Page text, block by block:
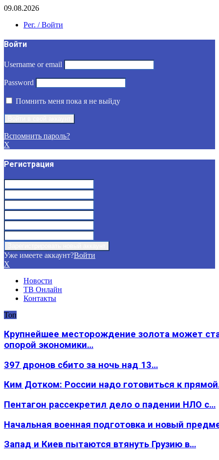
09.08.2026
Рег. / Войти
Войти
Username or email
Password
Помнить меня пока я не выйду
Вспомнить пароль?
X
Регистрация
Уже имеете аккаунт?Войти
X
Новости
ТВ Онлайн
Контакты
Топ
Крупнейшее месторождение золота может
опорой экономики…
397 дронов сбито за ночь над 13…
Ким Дотком: России надо готовиться к
Пентагон рассекретил дело о падении НЛО с…
Начальная военная подготовка и новый
Запад и Киев пытаются втянуть Грузию в…